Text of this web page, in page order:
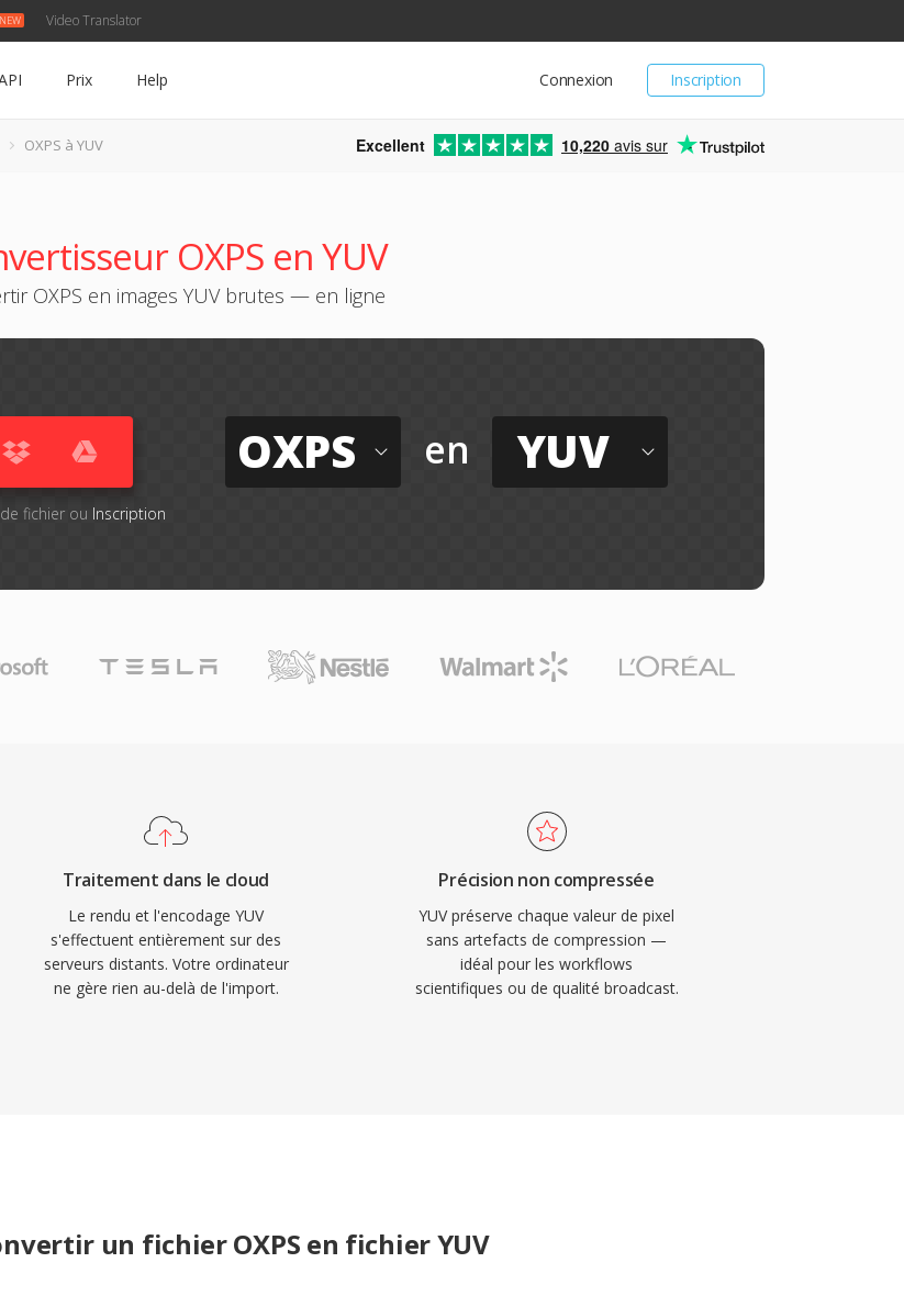
Video Translator
Inscription
Connexion
Prix Help
OXPS à YUV Excellent 10,220 avis sur
OXPS en YUV
OXPS en images YUV brutes — en ligne
fichier ou Inscription
OXPS en YUV
Traitement dans le cloud
Le rendu et l'encodage YUV
s'effectuent entièrement sur des
serveurs distants. Votre ordinateur
ne gère rien au-delà de l'import.
Précision non compressée
YUV préserve chaque valeur de pixel
sans artefacts de compression —
idéal pour les workflows
scientifiques ou de qualité broadcast.
un fichier OXPS en fichier YUV